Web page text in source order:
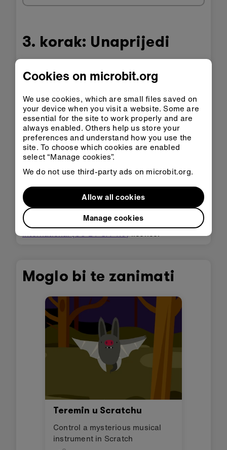
3. korak: Unaprijedi
neke druge iz biblioteke zvukova u Scratchu.
Snimi vlastite zvukove, uključi ih pritiskom
tipke i mijenjaj im visinu pomoću nagiba.
Uzmi više nizova nota kako bi pritiskom na
razne tipke svirale razne melodije.
Adapting for accessibility:explore our
micro:bit more accessible to students with
This content is published under a
Commons Attribution-ShareAlike 4.0
International (CC BY-SA 4.0)licence.
Moglo bi te zanimati
Teremin u Scratchu
Control a mysterious musical
instrument in Scratch
Cookies on microbit.org
We use cookies, which are small files saved on
your device when you visit a website. Some are
essential for the site to work properly and are
always enabled. Others help us store your
preferences and understand how you use the
site. To choose which cookies are enabled
select “Manage cookies”.
We do not use third-party ads on microbit.org.
Manage cookies
Allow all cookies